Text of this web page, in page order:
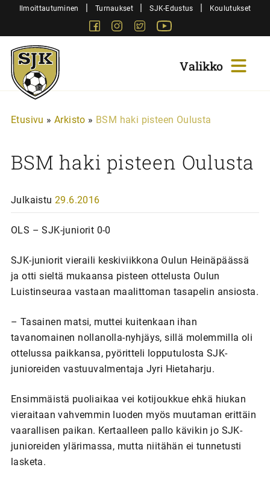
SiirryIlmoittautuminen | Turnaukset | SJK-Edustus | Koulutukset
FacebookInstagram
Twitter
Sjk-
Juniorit
Etusivu » Arkisto » BSM haki pisteen Oulusta
BSM haki pisteen Oulusta
Julkaistu 29.6.2016
OLS – SJK-juniorit 0-0
SJK-juniorit vieraili keskiviikkona Oulun Heinäpäässä
ja otti sieltä mukaansa pisteen ottelusta Oulun
Luistinseuraa vastaan maalittoman tasapelin ansiosta.
– Tasainen matsi, muttei kuitenkaan ihan
tavanomainen nollanolla-nyhjäys, sillä molemmilla oli
ottelussa paikkansa, pyöritteli lopputulosta SJK-
junioreiden vastuuvalmentaja Jyri Hietaharju.
Ensimmäistä puoliaikaa vei kotijoukkue ehkä hiukan
vieraitaan vahvemmin luoden myös muutaman erittäin
vaarallisen paikan. Kertaalleen pallo kävikin jo SJK-
junioreiden ylärimassa, mutta niitähän ei tunnetusti
lasketa.